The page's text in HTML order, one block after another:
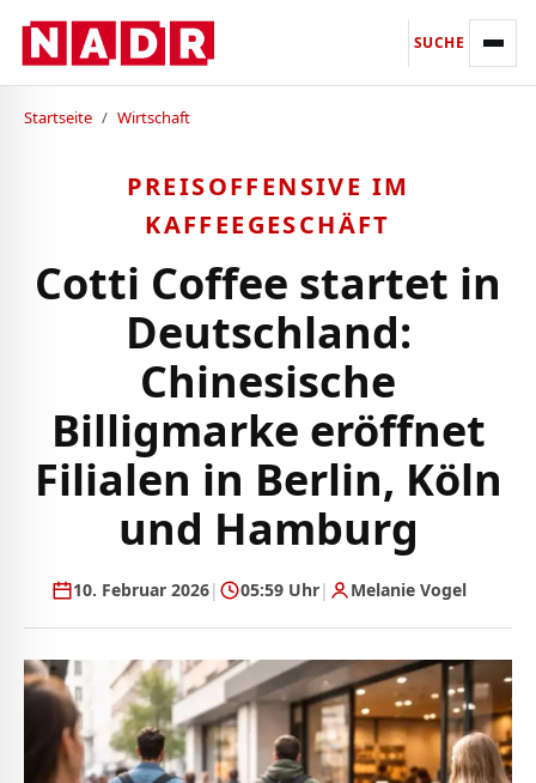
SUCHE
Startseite / Wirtschaft
PREISOFFENSIVE IM
KAFFEEGESCHÄFT
Cotti Coffee startet in
Deutschland:
Chinesische
Billigmarke eröffnet
Filialen in Berlin, Köln
und Hamburg
10. Februar 2026| 05:59 Uhr| Melanie Vogel